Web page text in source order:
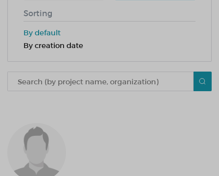
Sorting
By default
By creation date